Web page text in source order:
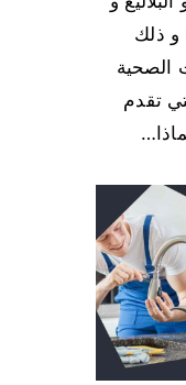
و ذلك
الصحية
تقدم